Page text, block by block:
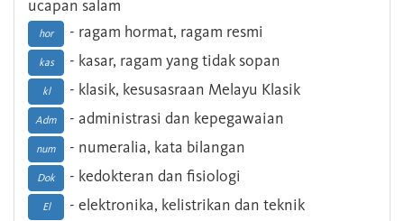
ucapan salam
hor - ragam hormat, ragam resmi
kas - kasar, ragam yang tidak sopan
kl - klasik, kesusasraan Melayu Klasik
Adm - administrasi dan kepegawaian
num - numeralia, kata bilangan
Dok - kedokteran dan fisiologi
El
- elektronika, kelistrikan dan teknik